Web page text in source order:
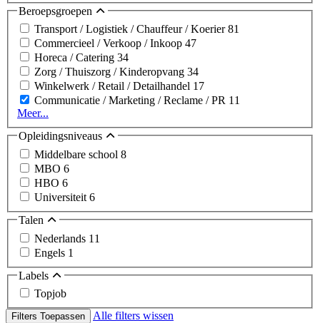
Beroepsgroepen
Transport / Logistiek / Chauffeur / Koerier81
Commercieel / Verkoop / Inkoop 47
Horeca / Catering 34
Zorg / Thuiszorg / Kinderopvang 34
Winkelwerk / Retail / Detailhandel 17
Communicatie / Marketing / Reclame / PR 11
Meer...
Opleidingsniveaus
Middelbare school 8
MBO 6
HBO 6
Universiteit 6
Talen
Nederlands 11
Engels 1
Labels
Topjob
Filters Toepassen
Alle filters wissen